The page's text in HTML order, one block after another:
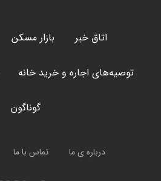
اتاق خبر بازار مسکن
توصیه‌های اجاره و خرید خانه
گوناگون
درباره ی ما تماس با ما